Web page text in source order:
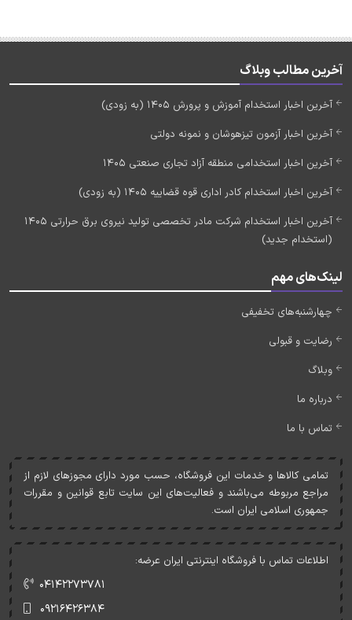
آخرین مطالب وبلاگ
آخرین اخبار استخدام آموزش و پرورش 1405 (به زودی)
آخرین اخبار آزمون تیزهوشان و نمونه دولتی
آخرین اخبار استخدامی منطقه آزاد تجاری صنعتی 1405
آخرین اخبار استخدام کادر اداری قوه قضاییه 1405 (به زودی)
آخرین اخبار استخدام شرکت مادر تخصصی تولید نیروی برق حرارتی 1405
(استخدام جدید)
لینک‌های مهم
چهارشنبه‌های تخفیفی
رضایت و قبولی
وبلاگ
درباره ما
تماس با ما
تمامی کالاها و خدمات اين فروشگاه، حسب مورد دارای مجوزهای لازم از
مراجع مربوطه می‌باشند و فعاليت‌های اين سايت تابع قوانين و مقررات
جمهوری اسلامی ايران است.
اطلاعات تماس با فروشگاه اینترنتی ایران عرضه:
۰۴۱۴۲۲۷۳۷۸۱
۰۹۲۱۶۴۲۶۳۸۴